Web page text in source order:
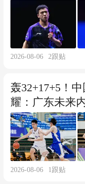
2026-08-06 2跟贴
轰32+17+5！
耀：广东未来
2026-08-06 1跟贴